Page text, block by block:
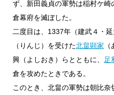
ず、新田義貞の軍勢は稲村ケ
倉幕府を滅ぼした。
二度目は、1337年（建武４・
（りんじ）を受けた北畠顕家
興（よしおき）らとともに、 足
倉を攻めたときである。
このとき、北畠の軍勢は朝比